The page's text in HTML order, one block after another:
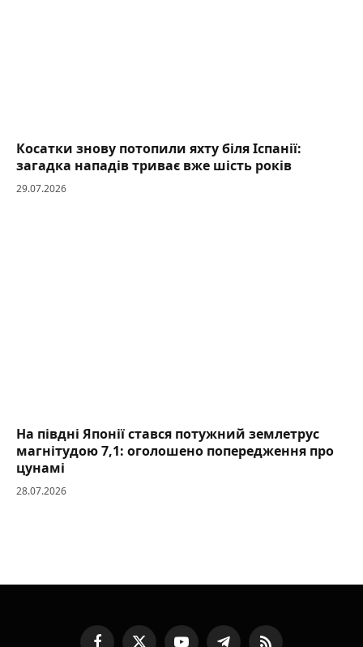
Косатки знову потопили яхту біля Іспанії:
загадка нападів триває вже шість років
29.07.2026
На півдні Японії стався потужний землетрус
магнітудою 7,1: оголошено попередження про
цунамі
28.07.2026